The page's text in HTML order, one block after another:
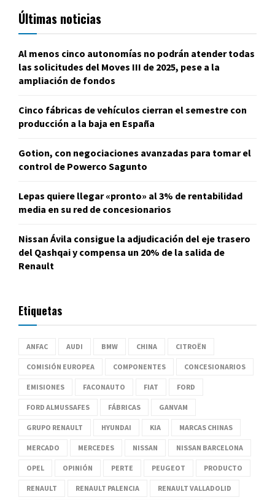
Últimas noticias
Al menos cinco autonomías no podrán atender todas
las solicitudes del Moves III de 2025, pese a la
ampliación de fondos
Cinco fábricas de vehículos cierran el semestre con
producción a la baja en España
Gotion, con negociaciones avanzadas para tomar el
control de Powerco Sagunto
Lepas quiere llegar «pronto» al 3% de rentabilidad
media en su red de concesionarios
Nissan Ávila consigue la adjudicación del eje trasero
del Qashqai y compensa un 20% de la salida de
Renault
Etiquetas
ANFAC AUDI BMW CHINA CITROËN
COMISIÓN EUROPEA COMPONENTES CONCESIONARIOS
EMISIONES FACONAUTO FIAT FORD
FORD ALMUSSAFES FÁBRICAS GANVAM
GRUPO RENAULT HYUNDAI KIA MARCAS CHINAS
MERCADO MERCEDES NISSAN NISSAN BARCELONA
OPEL OPINIÓN PERTE PEUGEOT PRODUCTO
RENAULT RENAULT PALENCIA RENAULT VALLADOLID